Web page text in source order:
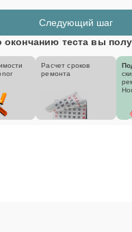
Следующий шаг
окончанию теста вы
Расчет сроков
ремонта